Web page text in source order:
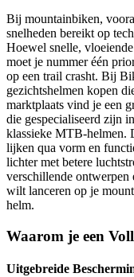
Bij mountainbiken,
snelheden bereikt op
Hoewel snelle,
moet je nummer één
op een trail crasht. Bij
gezichtshelmen kopen
marktplaats vind je een
die gespecialiseerd zijn
klassieke MTB-helmen.
lijken qua vorm en
lichter met betere
verschillende
wilt lanceren op je
helm.
Waarom je een
Uitgebreide